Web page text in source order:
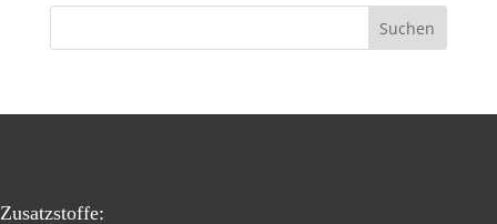
Suchen
Zusatzstoffe: